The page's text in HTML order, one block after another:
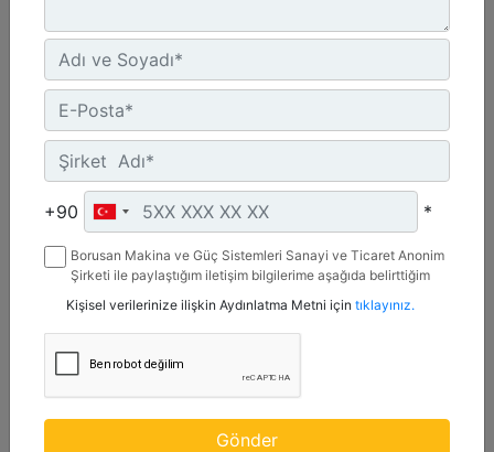
2,7 m3 (3,5 yd3), Pimli
Genişlik :
107.4 inç - 2727 mm
Yükseklik :
54.4 inç - 1381 mm
Detay Teklif Al
+90 *
Borusan Makina ve Güç Sistemleri Sanayi ve Ticaret Anonim
Şirketi ile paylaştığım iletişim bilgilerime aşağıda belirttiğim
mesaj gönderilmesine izin veriyorum.
Kişisel verilerinize ilişkin Aydınlatma Metni için tıklayınız.
Gönder